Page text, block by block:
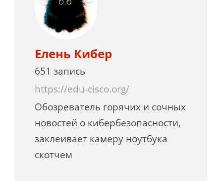
Елень Кибер
651 запись
https://edu-cisco.org/
Обозреватель горячих и сочных
новостей о кибербезопасности,
заклеивает камеру ноутбука
скотчем